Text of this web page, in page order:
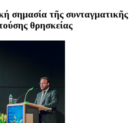
σημασία τῆς συνταγματικῆς
θρησκείας